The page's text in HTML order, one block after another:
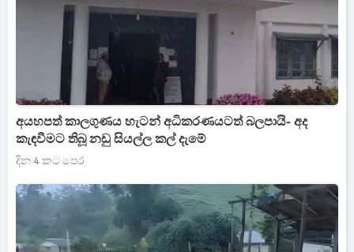
අයහපත් කාලගුණය හැටන් අධිකරණයටත් බලපායි- අද
කැඳවීමට තිබූ නඩු සියල්ල කල් දැමේ
දින 4 කට පෙර